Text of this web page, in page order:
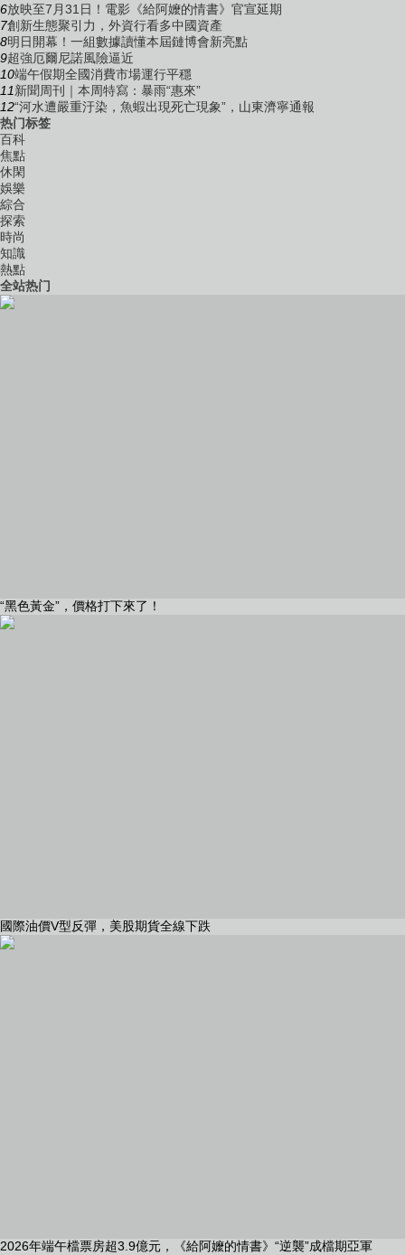
6放映至7月31日！電影《給阿嬤的情書》官宣延期
7創新生態聚引力，外資行看多中國資產
8明日開幕！一組數據讀懂本屆鏈博會新亮點
9超強厄爾尼諾風險逼近
10端午假期全國消費市場運行平穩
11新聞周刊｜本周特寫：暴雨“惠來”
12“河水遭嚴重汙染，魚蝦出現死亡現象”，山東濟寧通報
热门标签
百科
焦點
休閑
娛樂
綜合
探索
時尚
知識
熱點
全站热门
“黑色黃金”，價格打下來了！
國際油價V型反彈，美股期貨全線下跌
2026年端午檔票房超3.9億元，《給阿嬤的情書》“逆襲”成檔期亞軍